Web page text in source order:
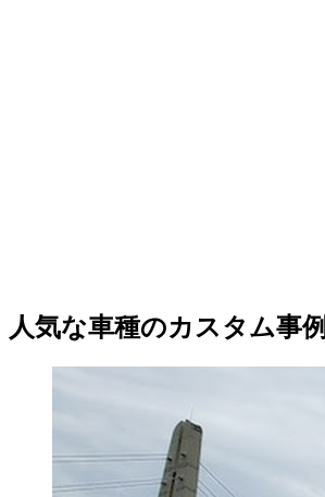
人気な車種のカスタム事例